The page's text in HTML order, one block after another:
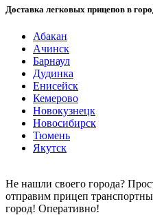
Доставка легковых прицепов в
Абакан
Ачинск
Барнаул
Дудинка
Енисейск
Кемерово
Новокузнецк
Новосибирск
Тюмень
Якутск
Не нашли своего города?
отправим прицеп
город! Оперативно!